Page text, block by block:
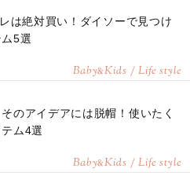
は絶対買い！ダイソーで見つけ
5選
Baby&Kids / Life style
そのアイデアには脱帽！使いたく
ム4選
Baby&Kids / Life style